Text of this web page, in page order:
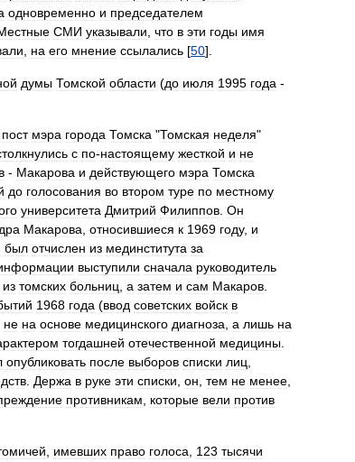
одновременно и председателем
СМИ указывали что в эти годы имя
на его мнение ссылались [50].
думы Томской области (до июля 1995 года -
пост мэра города Томска "Томская неделя"
с по-настоящему жесткой и не
- Макарова и действующего мэра Томска
до голосования во втором туре по местному
университета Дмитрий Филиппов Он
Макарова относившиеся к 1969 году, и
был отчислен из мединститута за
выступили сначала руководитель
из томских больниц а затем и сам Макаров
1968 года (ввод советских войск в
не на основе медицинского диагноза а лишь на
тогдашней отечественной медицины
опубликовать после выборов списки лиц
Держа в руке эти списки он тем не менее
противникам которые вели против
имевших право голоса 123 тысячи